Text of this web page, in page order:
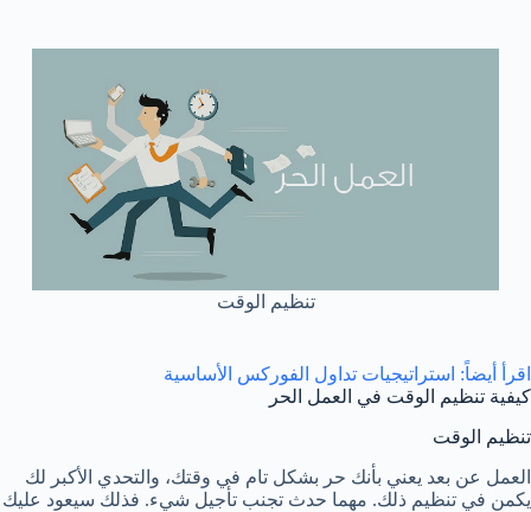
تنظيم الوقت
اقرأ أيضاً: استراتيجيات تداول الفوركس الأساسية
كيفية تنظيم الوقت في العمل الحر
تنظيم الوقت
العمل عن بعد يعني بأنك حر بشكل تام في وقتك، والتحدي الأكبر لك
يكمن في تنظيم ذلك. مهما حدث تجنب تأجيل شيء. فذلك سيعود عليك